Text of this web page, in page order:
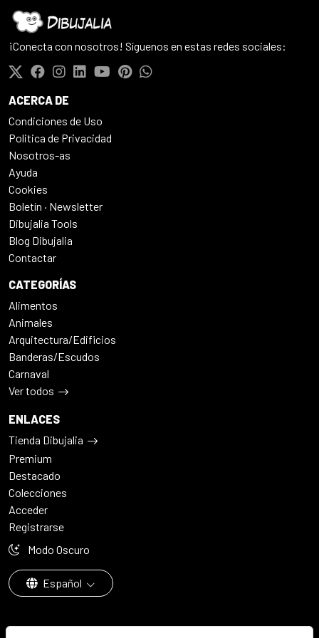
¡Conecta con nosotros! Síguenos en estas redes sociales:
ACERCA DE
Condiciones de Uso
Politica de Privacidad
Nosotros-as
Ayuda
Cookies
Boletín · Newsletter
Dibujalia Tools
Blog Dibujalia
Contactar
CATEGORÍAS
Alimentos
Animales
Arquitectura/Edificios
Banderas/Escudos
Carnaval
Ver todos
ENLACES
Tienda Dibujalia
Premium
Destacado
Colecciones
Acceder
Registrarse
Modo Oscuro
Español